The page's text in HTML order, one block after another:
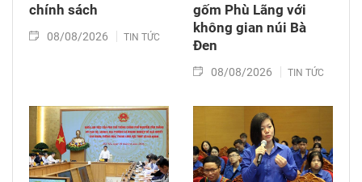
chính sách
08/08/2026 TIN TỨC
gốm Phù Lãng với
không gian núi Bà
Đen
08/08/2026 TIN TỨC